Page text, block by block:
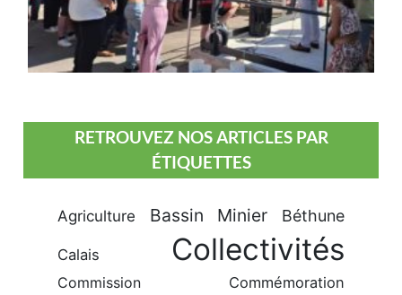
RETROUVEZ NOS ARTICLES PAR
ÉTIQUETTES
Agriculture Bassin Minier Béthune
Calais Collectivités
Commission Commémoration